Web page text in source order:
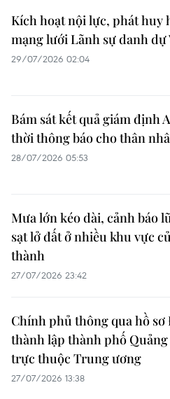
Kích hoạt nội lực, phát huy
mạng lưới Lãnh sự danh dự
29/07/2026 02:04
Bám sát kết quả giám định
thời thông báo cho thân
28/07/2026 05:53
Mưa lớn kéo dài, cảnh báo
sạt lở đất ở nhiều khu vực
thành
27/07/2026 23:42
Chính phủ thông qua hồ sơ
thành lập thành phố
trực thuộc Trung ương
27/07/2026 13:38